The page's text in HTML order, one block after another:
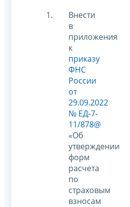
Внести
в
приложения
к
приказу
ФНС
России
от
29.09.2022
№ ЕД-7-
11/878@
«Об
утверждении
форм
расчета
по
страховым
взносам